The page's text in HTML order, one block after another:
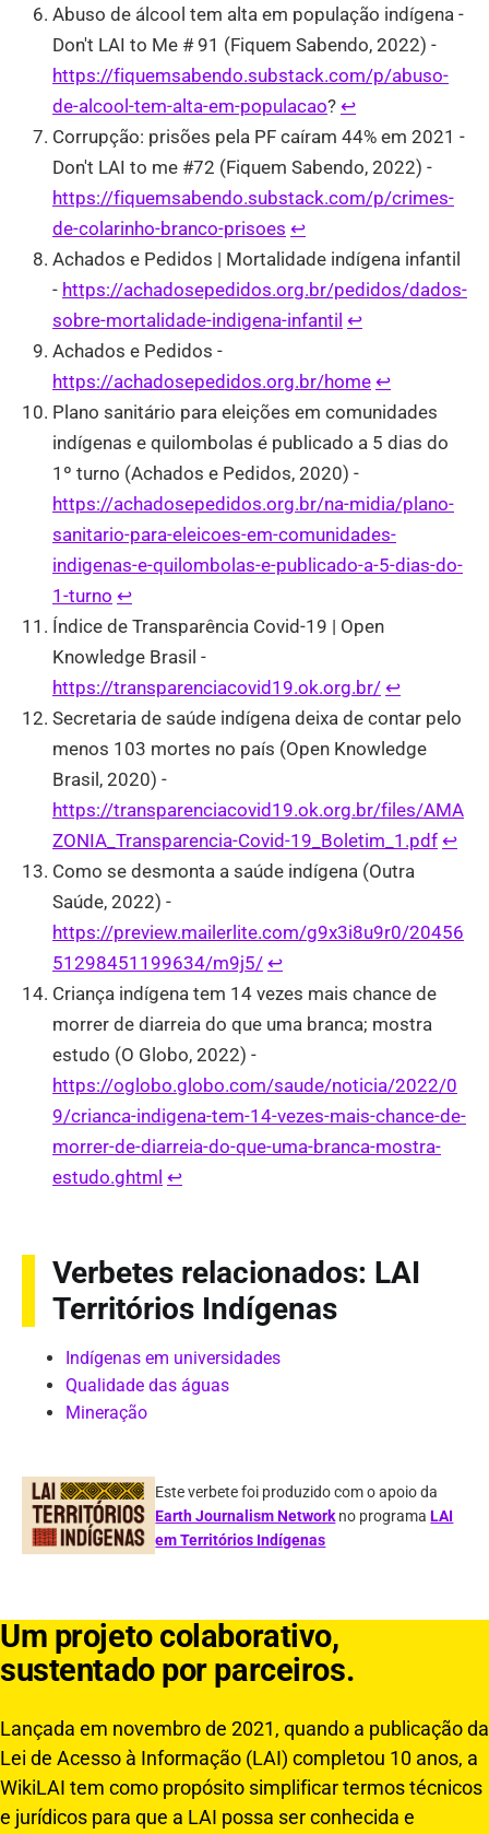
Abuso de álcool tem alta em população indígena -
Don't LAI to Me # 91 (Fiquem Sabendo, 2022) -
https://fiquemsabendo.substack.com/p/abuso-
de-alcool-tem-alta-em-populacao? ↩︎
Corrupção: prisões pela PF caíram 44% em 2021 -
Don't LAI to me #72 (Fiquem Sabendo, 2022) -
https://fiquemsabendo.substack.com/p/crimes-
de-colarinho-branco-prisoes ↩︎
Achados e Pedidos | Mortalidade indígena infantil
- https://achadosepedidos.org.br/pedidos/dados-
sobre-mortalidade-indigena-infantil ↩︎
Achados e Pedidos -
https://achadosepedidos.org.br/home ↩︎
Plano sanitário para eleições em comunidades
indígenas e quilombolas é publicado a 5 dias do
1º turno (Achados e Pedidos, 2020) -
https://achadosepedidos.org.br/na-midia/plano-
sanitario-para-eleicoes-em-comunidades-
indigenas-e-quilombolas-e-publicado-a-5-dias-do-
1-turno ↩︎
Índice de Transparência Covid-19 | Open
Knowledge Brasil -
https://transparenciacovid19.ok.org.br/ ↩︎
Secretaria de saúde indígena deixa de contar pelo
menos 103 mortes no país (Open Knowledge
Brasil, 2020) -
https://transparenciacovid19.ok.org.br/files/AMA
ZONIA_Transparencia-Covid-19_Boletim_1.pdf ↩︎
Como se desmonta a saúde indígena (Outra
Saúde, 2022) -
https://preview.mailerlite.com/g9x3i8u9r0/20456
51298451199634/m9j5/ ↩︎
Criança indígena tem 14 vezes mais chance de
morrer de diarreia do que uma branca; mostra
estudo (O Globo, 2022) -
https://oglobo.globo.com/saude/noticia/2022/0
9/crianca-indigena-tem-14-vezes-mais-chance-de-
morrer-de-diarreia-do-que-uma-branca-mostra-
estudo.ghtml ↩︎
Verbetes relacionados: LAI
Territórios Indígenas
Indígenas em universidades
Qualidade das águas
Mineração
Este verbete foi produzido com o apoio da
Earth Journalism Network no programaLAI
em Territórios Indígenas
Um projeto colaborativo,
sustentado por parceiros.
Lançada em novembro de 2021, quando a publicação da
Lei de Acesso à Informação (LAI) completou 10 anos, a
WikiLAI tem como propósito simplificar termos técnicos
e jurídicos para que a LAI possa ser conhecida e